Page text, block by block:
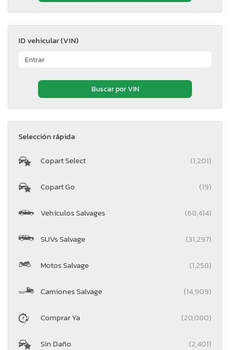
ID vehicular (VIN)
Selección rápida
Copart Select (1,201)
Copart Go (19)
Vehículos Salvages (68,414)
SUVs Salvage (31,297)
Motos Salvage (1,258)
Camiones Salvage (14,909)
Comprar Ya (20,080)
Sin Daño (2,401)